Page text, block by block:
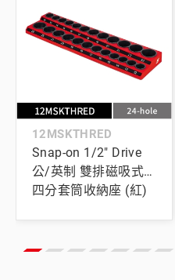
12MSKTHRED
Snap-on 1/2" Drive
公/英制 雙排磁吸式
四分套筒收納座 (紅)